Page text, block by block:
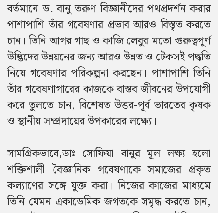
বর্তমানে ড. বানু তরুণ বিজ্ঞানীদের পথপ্রদর্শন করার
পাশাপাশি তাঁর গবেষণার প্রভাব আরও বিস্তৃত করতে
চান। তিনিআগরগাছ ও কাজি লেবুর মতো গুরুত্বপূর্ণ
উদ্ভিদের উন্নয়নের জন্য আরও উন্নত ও টেকসই পদ্ধতি
নিয়ে গবেষণার পরিকল্পনা করছেন। পাশাপাশি তিনি
তাঁর গবেষণাগারের কাজকে বাস্তব জীবনের উপযোগী
করে তুলতে চান, বিশেষত উত্তর-পূর্ব ভারতের কৃষক
ও স্থানীয় সম্প্রদায়ের উপকারের লক্ষ্যে।
সামগ্রিকভাবে,ডাঃ সোফিয়া বানুর মূল লক্ষ্য হলো
শক্তিশালী বৈজ্ঞানিক গবেষণাকে সমাজের প্রকৃত
কল্যাণের সঙ্গে যুক্ত করা। নিজের কাজের মাধ্যমে
তিনি যেমন একাডেমিক জগতকে সমৃদ্ধ করতে চান,